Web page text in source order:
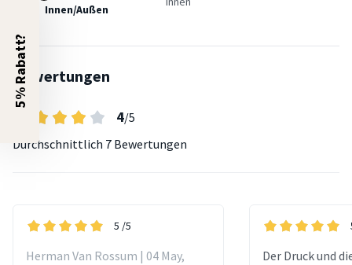
Innen/Außen
Bewertungen
4/5
Durchschnittlich 7 Bewertungen
5 /5
Herman Van Rossum | 04 May,
Der Druck und
5% Rabatt?